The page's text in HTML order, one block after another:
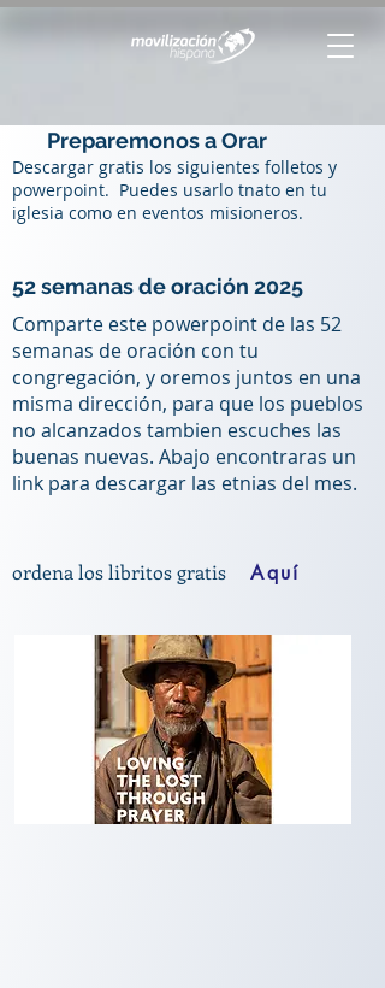
Preparemonos a Orar
Descargar gratis los siguientes folletos y
powerpoint. Puedes usarlo tnato en tu
iglesia como en eventos misioneros.
52 semanas de oración 2025
Comparte este powerpoint de las 52
semanas de oración con tu
congregación, y oremos juntos en una
misma dirección, para que los pueblos
no alcanzados tambien escuches las
buenas nuevas. Abajo encontraras un
link para descargar las etnias del mes.
Aquí
ordena los libritos gratis